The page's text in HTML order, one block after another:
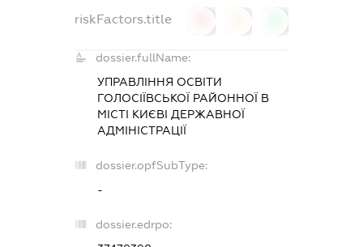
riskFactors.title
dossier.fullName:
УПРАВЛІННЯ ОСВІТИ
ГОЛОСІЇВСЬКОЇ РАЙОННОЇ В
МІСТІ КИЄВІ ДЕРЖАВНОЇ
АДМІНІСТРАЦІЇ
dossier.opfSubType:
-
dossier.edrpo: